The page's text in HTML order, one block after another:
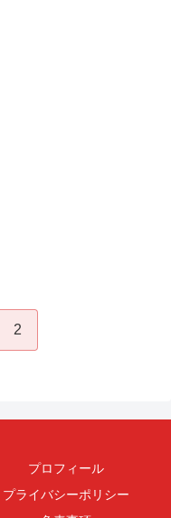
2
プロフィール
プライバシーポリシー